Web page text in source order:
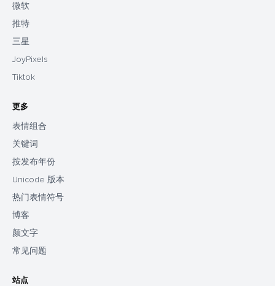
微软
推特
三星
JoyPixels
Tiktok
更多
表情组合
关键词
按发布年份
Unicode 版本
热门表情符号
博客
颜文字
常见问题
站点